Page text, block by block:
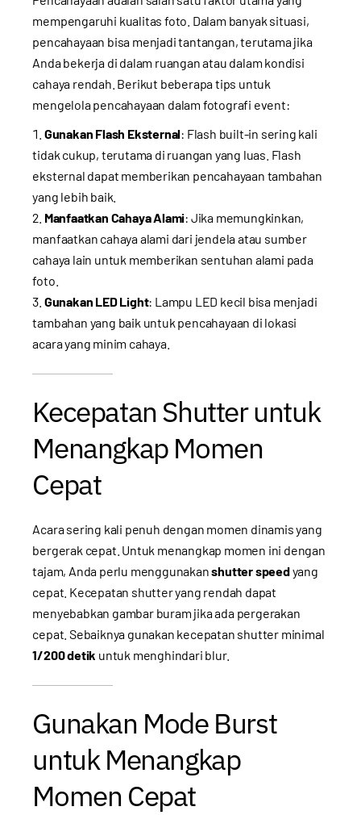
mempengaruhi kualitas foto. Dalam banyak situasi,
pencahayaan bisa menjadi tantangan, terutama jika
Anda bekerja di dalam ruangan atau dalam kondisi
cahaya rendah. Berikut beberapa tips untuk
mengelola pencahayaan dalam fotografi event:
Gunakan Flash Eksternal: Flash built-in sering kali
tidak cukup, terutama di ruangan yang luas. Flash
eksternal dapat memberikan pencahayaan tambahan
yang lebih baik.
Manfaatkan Cahaya Alami: Jika memungkinkan,
manfaatkan cahaya alami dari jendela atau sumber
cahaya lain untuk memberikan sentuhan alami pada
foto.
Gunakan LED Light: Lampu LED kecil bisa menjadi
tambahan yang baik untuk pencahayaan di lokasi
acara yang minim cahaya.
Kecepatan Shutter untuk
Menangkap Momen
Cepat
Acara sering kali penuh dengan momen dinamis yang
bergerak cepat. Untuk menangkap momen ini dengan
tajam, Anda perlu menggunakanshutter speedyang
cepat. Kecepatan shutter yang rendah dapat
menyebabkan gambar buram jika ada pergerakan
cepat. Sebaiknya gunakan kecepatan shutter minimal
1/200 detik untuk menghindari blur.
Gunakan Mode Burst
untuk Menangkap
Momen Cepat